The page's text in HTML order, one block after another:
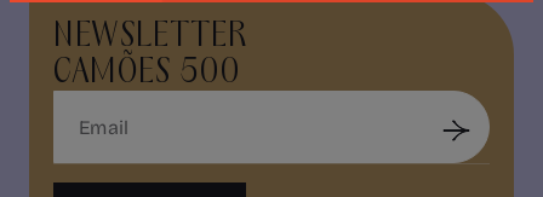
NEWSLETTER
CAMÕES 500